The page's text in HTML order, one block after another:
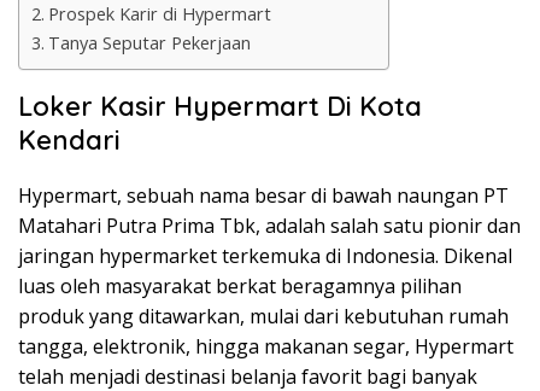
Prospek Karir di Hypermart
Tanya Seputar Pekerjaan
Loker Kasir Hypermart Di Kota
Kendari
Hypermart, sebuah nama besar di bawah naungan PT
Matahari Putra Prima Tbk, adalah salah satu pionir dan
jaringan hypermarket terkemuka di Indonesia. Dikenal
luas oleh masyarakat berkat beragamnya pilihan
produk yang ditawarkan, mulai dari kebutuhan rumah
tangga, elektronik, hingga makanan segar, Hypermart
telah menjadi destinasi belanja favorit bagi banyak